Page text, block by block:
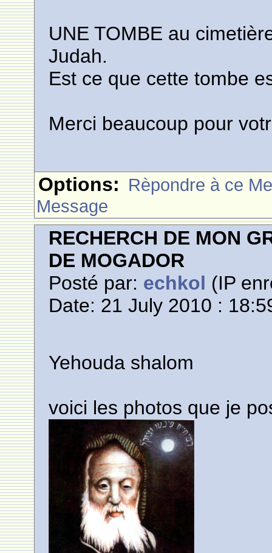
UNE TOMBE au
Judah.
Est ce que cette tombe
Merci beaucoup pour
Options: Rèpondre à ce
Message
RECHERCH DE MON
DE MOGADOR
Posté par: echkol (IP
Date: 21 July 2010 :
Yehouda shalom
voici les photos que je